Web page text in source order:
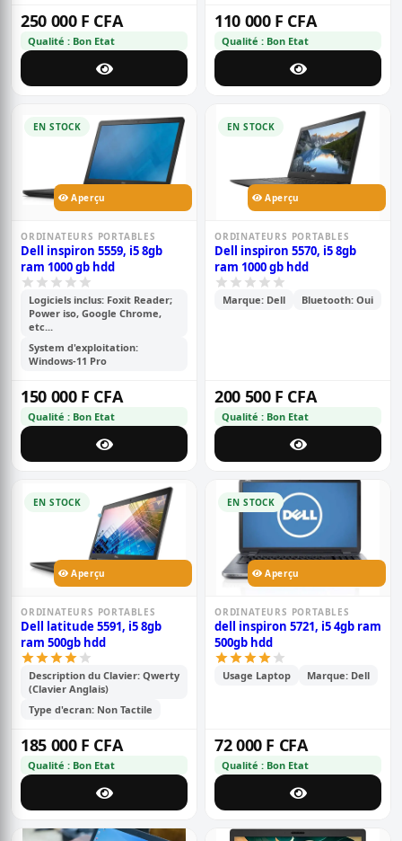
250 000 F CFA
Qualité : Bon Etat
110 000 F CFA
Qualité : Bon Etat
EN STOCK
Aperçu
ORDINATEURS PORTABLES
Dell inspiron 5559, i5 8gb
ram 1000 gb hdd
Logiciels inclus: Foxit Reader;
Power iso, Google Chrome,
etc...
System d'exploitation:
Windows-11 Pro
150 000 F CFA
Qualité : Bon Etat
EN STOCK
Aperçu
ORDINATEURS PORTABLES
Dell inspiron 5570, i5 8gb
ram 1000 gb hdd
Marque: Dell Bluetooth: Oui
200 500 F CFA
Qualité : Bon Etat
EN STOCK
Aperçu
ORDINATEURS PORTABLES
Dell latitude 5591, i5 8gb
ram 500gb hdd
Description du Clavier: Qwerty
(Clavier Anglais)
Type d'ecran: Non Tactile
185 000 F CFA
Qualité : Bon Etat
EN STOCK
Aperçu
ORDINATEURS PORTABLES
dell inspiron 5721, i5 4gb ram
500gb hdd
Usage Laptop Marque: Dell
72 000 F CFA
Qualité : Bon Etat